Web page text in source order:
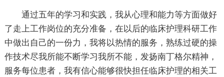
通过五年的学习和实践，我从心理和能力等方面做好
了走上工作岗位的充分准备，在以后的临床护理科研工作
中做出自己的一份力，我将以热情的服务，熟练过硬的操
作技术尽我所能不断学习我所不能，发扬南丁格尔精神，
服务每位患者，我有信心能够很快担任临床护理的相关工